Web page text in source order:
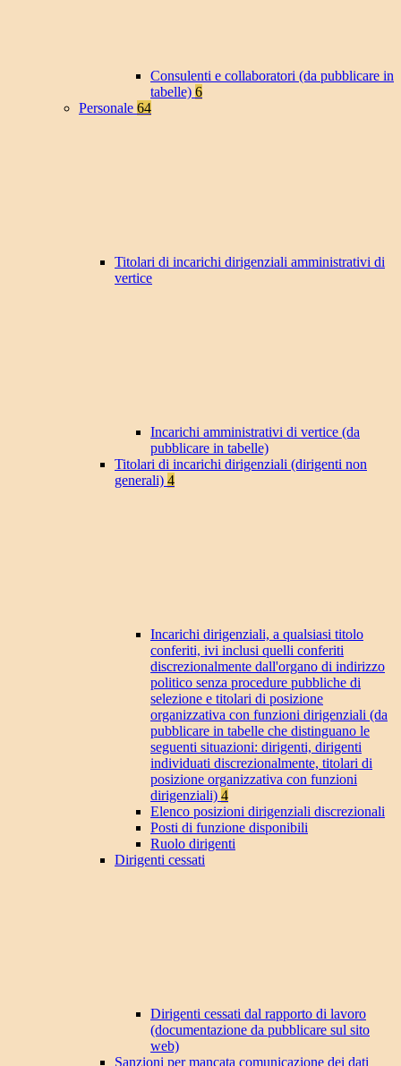
Consulenti e collaboratori (da pubblicare in
tabelle) 6
Personale 64
Titolari di incarichi dirigenziali amministrativi di
vertice
Incarichi amministrativi di vertice (da
pubblicare in tabelle)
Titolari di incarichi dirigenziali (dirigenti non
generali) 4
Incarichi dirigenziali, a qualsiasi titolo
conferiti, ivi inclusi quelli conferiti
discrezionalmente dall'organo di indirizzo
politico senza procedure pubbliche di
selezione e titolari di posizione
organizzativa con funzioni dirigenziali (da
pubblicare in tabelle che distinguano le
seguenti situazioni: dirigenti, dirigenti
individuati discrezionalmente, titolari di
posizione organizzativa con funzioni
dirigenziali) 4
Elenco posizioni dirigenziali discrezionali
Posti di funzione disponibili
Ruolo dirigenti
Dirigenti cessati
Dirigenti cessati dal rapporto di lavoro
(documentazione da pubblicare sul sito
web)
Sanzioni per mancata comunicazione dei dati